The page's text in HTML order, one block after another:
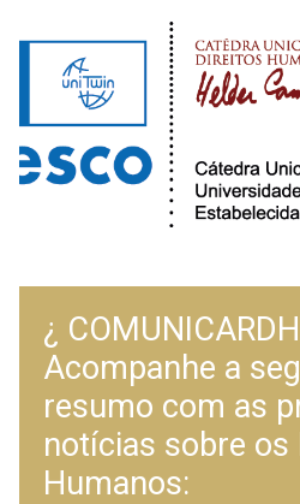
¿
Acompanhe a
resumo com as
notícias sobre os
Humanos: